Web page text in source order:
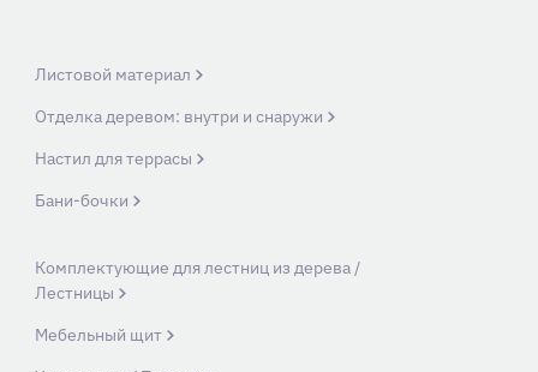
Листовой материал
Отделка деревом: внутри и снаружи
Настил для террасы
Бани-бочки
Комплектующие для лестниц из дерева /
Лестницы
Мебельный щит